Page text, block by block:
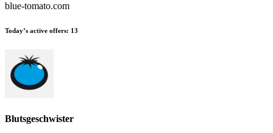
blue-tomato.com
Today’s active offers: 13
Blutsgeschwister